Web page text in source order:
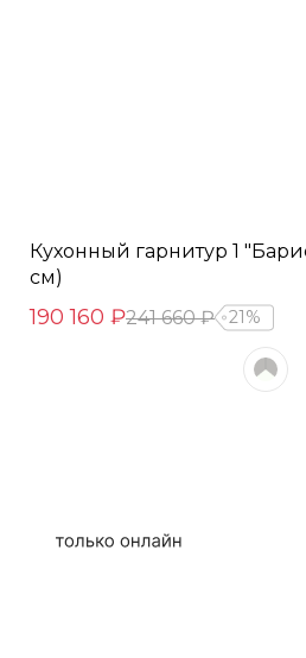
Кухонный гарнитур 1
см)
190 160 ₽241 660 ₽ 21%